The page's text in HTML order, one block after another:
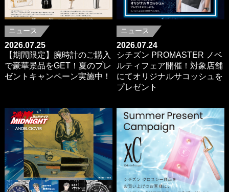
ニュース
2026.07.25
【期間限定】腕時計のご購入
で豪華景品をGET！夏のプレ
ゼントキャンペーン実施中！
ニュース
2026.07.24
シチズン PROMASTER ノベ
ルティフェア開催！対象店舗
にてオリジナルサコッシュを
プレゼント